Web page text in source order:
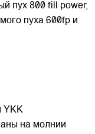
пух 800 fill power,
пуха 600fp и
YKK
на молнии